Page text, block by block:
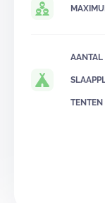
AANTAL
TENTEN